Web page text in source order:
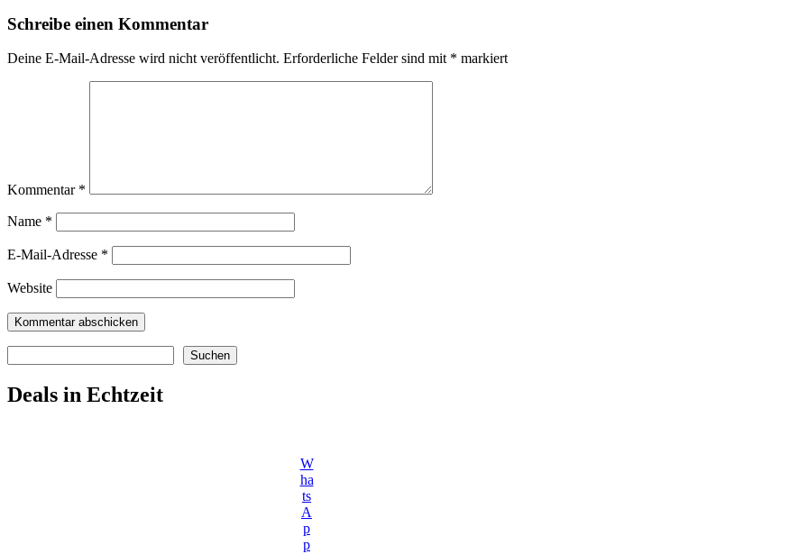
Schreibe einen Kommentar
Deine E-Mail-Adresse wird nicht veröffentlicht. Erforderliche Felder sind mit * markiert
Kommentar *
Name *
E-Mail-Adresse *
Website
Suchen
Deals in Echtzeit
W
ha
ts
A
p
p